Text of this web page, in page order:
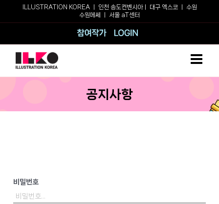
ILLUSTRATION KOREA ㅣ 인천 송도컨벤시아ㅣ 대구 엑스코
수원
수원메쎄
서울 aT센터
참여작가
공지사항
비밀번호